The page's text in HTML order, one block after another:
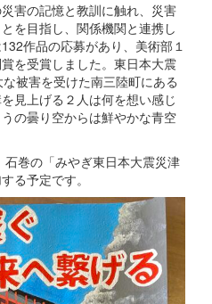
害の記憶と教訓に触れ、災害
を目指し、関係機関と連携し
作品の応募があり、美術部１
を受賞しました。東日本大震
被害を受けた南三陸町にある
見上げる２人は何を想い感じ
の曇り空からは鮮やかな青空
巻の「みやぎ東日本大震災津
る予定です。